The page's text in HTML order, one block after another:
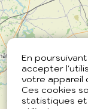
En
accepter
votre appareil
Ces cookies
statistiques